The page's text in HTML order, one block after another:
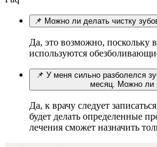
📌 Можно ли делать чистку
Да, это возможно, поскольку
используются
📌 У меня сильно разболелся
месяц. Можно ли
Да, к врачу следует
будет делать определенные
лечения сможет назначить